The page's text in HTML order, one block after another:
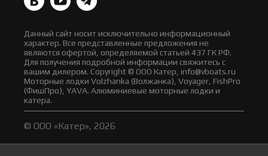
Данный сайт носит исключительно информационный
характер. Все представленные предложения не
являются офертой, определяемой статьей 437 ГК РФ.
Для получения подробной информации свяжитесь с
вашим дилером. Copyright © ООО Катер, info@vboats.ru
Моторные лодки Volzhanka (Волжанка), Voyager, FishPro
(ФишПро), YAVA. Алюминиевые моторные лодки и
катера.
© ООО «Катер», 2026